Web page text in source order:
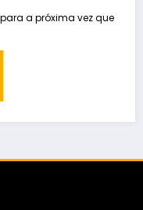
a próxima vez que